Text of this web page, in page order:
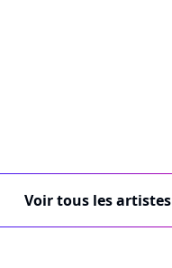
Voir tous les artistes